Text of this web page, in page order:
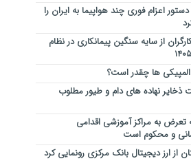
اعزام فوری چند هواپیما به ایران را
از سایه سنگین پیمانکاری در نظام
ها چقدر است؟
نهاده های دام و طیور مطلوب
تعرض به مراکز آموزشی اقدامی
و محکوم است
از ارز دیجیتال بانک مرکزی رونمایی کرد